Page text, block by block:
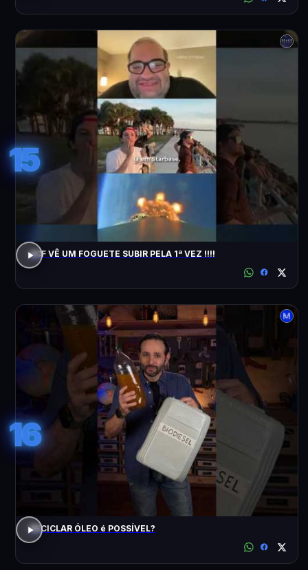
15
ACF VÊ UM FOGUETE SUBIR PELA 1ª VEZ !!!!
16
RECICLAR ÓLEO é POSSÍVEL?